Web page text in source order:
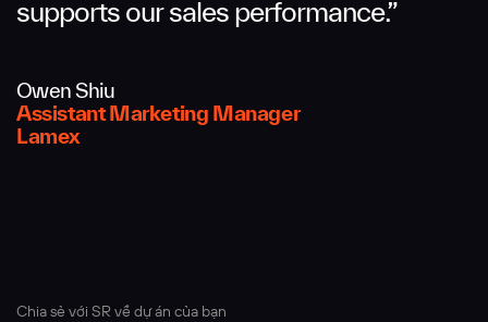
supports our sales performance.”
Owen Shiu
Assistant Marketing Manager
Lamex
Chia sẻ với SR về dự án của bạn
Email